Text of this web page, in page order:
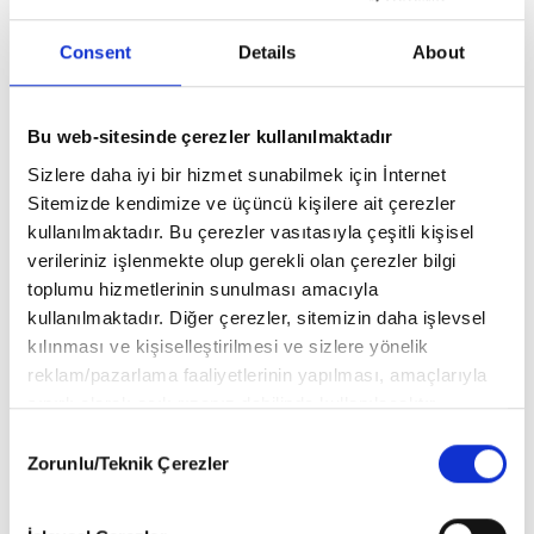
Consent Details About
Bu web-sitesinde çerezler kullanılmaktadır
Sizlere daha iyi bir hizmet sunabilmek için İnternet
Sitemizde kendimize ve üçüncü kişilere ait çerezler
kullanılmaktadır. Bu çerezler vasıtasıyla çeşitli kişisel
verileriniz işlenmekte olup gerekli olan çerezler bilgi
toplumu hizmetlerinin sunulması amacıyla
kullanılmaktadır. Diğer çerezler, sitemizin daha işlevsel
kılınması ve kişiselleştirilmesi ve sizlere yönelik
reklam/pazarlama faaliyetlerinin yapılması, amaçlarıyla
sınırlı olarak açık rızanız dahilinde kullanılacaktır.
vasıtasıyla belirleyebilirsiniz. Çerezlere ilişkin detaylı bilgi
ziyaret edebilirsiniz.
Selection
Zorunlu/Teknik Çerezler
ÇOCUK HOBİ KUKULİ SAYI 28 Hakkında (0) Yorum Var
BU ÜRÜNLERE DE GÖZ AT